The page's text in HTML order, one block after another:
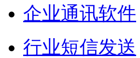
企业通讯软件
行业短信发送